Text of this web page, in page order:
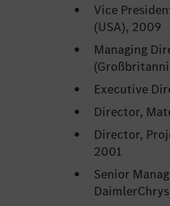
Vice
(USA), 2009
Managing
Executive
Director,
Director,
2001
Senior